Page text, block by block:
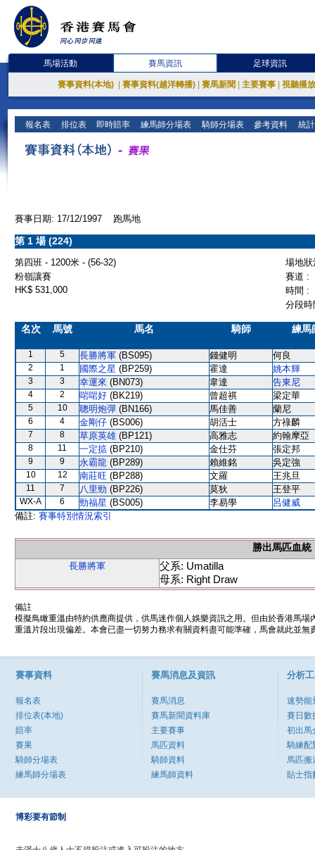
馬場活動 賽馬資訊 足球資訊
賽事資料(本地) 賽事資料(越洋轉播) 賽馬新聞 主要賽事 視聽播
報名表 排位表 即時賠率 練馬師分場表 騎師分場表 參考資料 統
賽事日期: 17/12/1997 跑馬地
第 1 場 (224)
第四班 - 1200米 - (56-32)
場地
粉嶺讓賽
賽道 :
HK$ 531,000
時間 :
分段
名次 馬號 馬名 騎師 練馬
1 5 長勝將軍 (BS095) 錢健明 何良
2 1 國際之星 (BP259) 霍達 姚本輝
3 3 幸運來 (BN073) 韋達 告東尼
4 2 啱啱好 (BK219) 曾超祺 梁定華
5 10 聰明炮彈 (BN166) 馬佳善 蘭尼
6 4 金剛仔 (BS006) 胡活士 方祿麟
7 8 草原英雄 (BP121) 高雅志 約翰摩亞
8 11 一定掂 (BP210) 金仕芬 張定邦
9 9 永霸龍 (BP289) 賴維銘 吳定強
10 12 南莊旺 (BP288) 文羅 王兆旦
11 7 八里勁 (BP226) 莫狄 王登平
WX-A 6 勁福星 (BS005) 李易學
呂健威
備註: 賽事特別情況索引
勝出馬匹血統
長勝將軍
父系: Umatilla
母系: Right Draw
備註
模擬鳥瞰重溫由特約供應商提供，供馬迷作個人娛樂資訊之用。但由於香港馬
重溫片段出現偏差。本會已盡一切努力務求有關資料盡可能準確，馬會就此並
賽事資料
報名表
排位表(本地)
賠率
賽果
騎師分場表
練馬師分場表
賽馬消息及資訊
賽馬消息
賽馬新聞資料庫
主要賽事
馬匹資料
騎師資料
練馬師資料
分析
速勢能
賽日數
初出馬
騎練配
馬匹搬
貼士指
博彩要有節制